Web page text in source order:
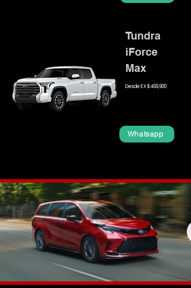
Tundra
iForce
Max
Desde EX $469,900
Whatsapp